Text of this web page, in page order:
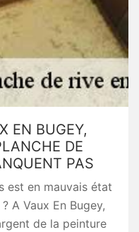
EN BUGEY,
DE
PAS
est en mauvais état
A Vaux En Bugey,
de la peinture